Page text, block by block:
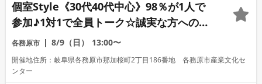
個室Style《30代40代中心》98％が1人で
参加♪1対1で全員トーク☆誠実な方への婚
活パーティー
各務原市 8/9（日） 13:00〜
開催地住所：岐阜県各務原市那加桜町2丁目186番地 各務原市産業文化セ
ンター